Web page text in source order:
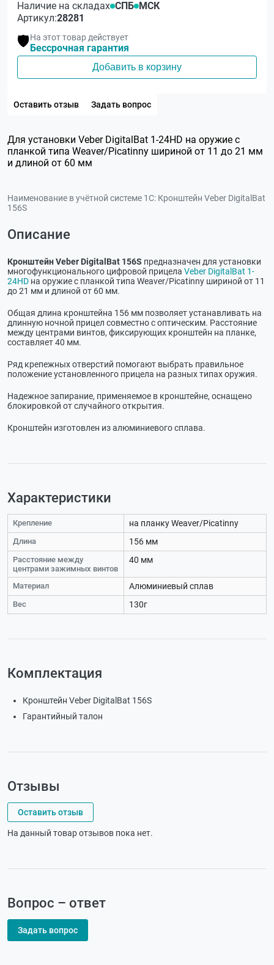
Наличие на складах СПБ МСК
Артикул:28281
🛡️На этот товар действует
Бессрочная гарантия
Добавить в корзину
Оставить отзыв Задать вопрос
Для установки Veber DigitalBat 1-24HD на оружие с
планкой типа Weaver/Picatinny шириной от 11 до 21 мм
и длиной от 60 мм
Наименование в учётной системе 1С: Кронштейн Veber DigitalBat
156S
Описание
Кронштейн Veber DigitalBat 156S предназначен для установки
многофункционального цифровой прицела Veber DigitalBat 1-
24HD на оружие с планкой типа Weaver/Picatinny шириной от 11
до 21 мм и длиной от 60 мм.
Общая длина кронштейна 156 мм позволяет устанавливать на
длинную ночной прицел совместно с оптическим. Расстояние
между центрами винтов, фиксирующих кронштейн на планке,
составляет 40 мм.
Ряд крепежных отверстий помогают выбрать правильное
положение установленного прицела на разных типах оружия.
Надежное запирание, применяемое в кронштейне, оснащено
блокировкой от случайного открытия.
Кронштейн изготовлен из алюминиевого сплава.
Характеристики
Крепление на планку Weaver/Picatinny
Длина 156 мм
Расстояние между
центрами зажимных винтов
40 мм
Материал Алюминиевый сплав
Вес 130г
Комплектация
Кронштейн Veber DigitalBat 156S
Гарантийный талон
Отзывы
Оставить отзыв
На данный товар отзывов пока нет.
Вопрос – ответ
Задать вопрос